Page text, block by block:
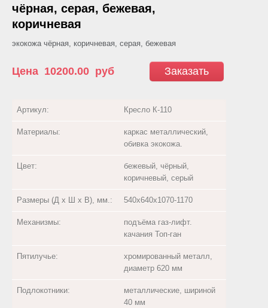
чёрная, серая, бежевая,
коричневая
экокожа чёрная, коричневая, серая, бежевая
Заказать
Цена 10200.00 руб
Артикул: Кресло К-110
Материалы:
каркас металлический,
обивка экокожа.
Цвет:
бежевый, чёрный,
коричневый, серый
Размеры (Д х Ш х В), мм.: 540х640х1070-1170
Механизмы:
подъёма газ-лифт.
качания Топ-ган
Пятилучье:
хромированный металл,
диаметр 620 мм
Подлокотники:
металлические, шириной
40 мм